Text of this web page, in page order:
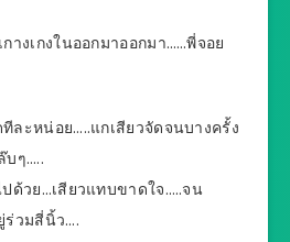
างเกงในออกมาออกมา……พี่จอย
ละหน่อย…..แกเสียวจัดจนบางครั้ง
บๆ…..
ด้วย…เสียวแทบขาดใจ…..จน
ร่วมสี่นิ้ว….